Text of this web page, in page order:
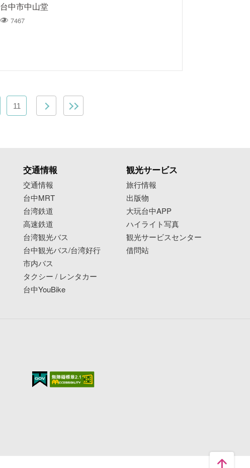
台中市中山堂
7467
11
交通情報
交通情報
台中MRT
台湾鉄道
高速鉄道
台湾観光バス
台中観光バス/台湾好行
市内バス
タクシー / レンタカー
台中YouBike
観光サービス
旅行情報
出版物
大玩台中APP
ハイライト写真
観光サービスセンター
借問站